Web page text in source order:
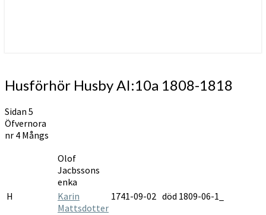
Husförhör
Husby
1808-
1818
Husförhör Husby AI:10a 1808-1818
Sidan 5
Öfvernora
nr 4 Mångs
Olof
Jacbssons
enka
H
Karin
Mattsdotter
1741-09-02 död 1809-06-1_